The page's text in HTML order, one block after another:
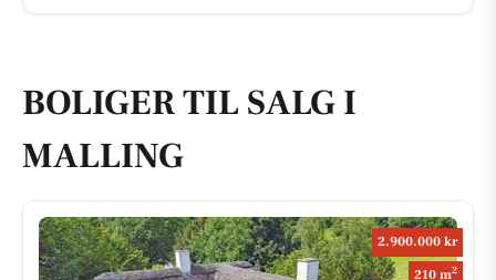
BOLIGER TIL SALG I
MALLING
2.900.000 kr
210 m2